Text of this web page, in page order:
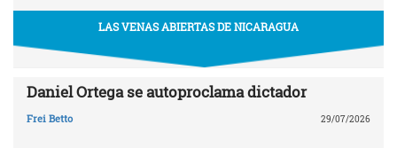
LAS VENAS ABIERTAS DE NICARAGUA
Daniel Ortega se autoproclama dictador
Frei Betto 29/07/2026